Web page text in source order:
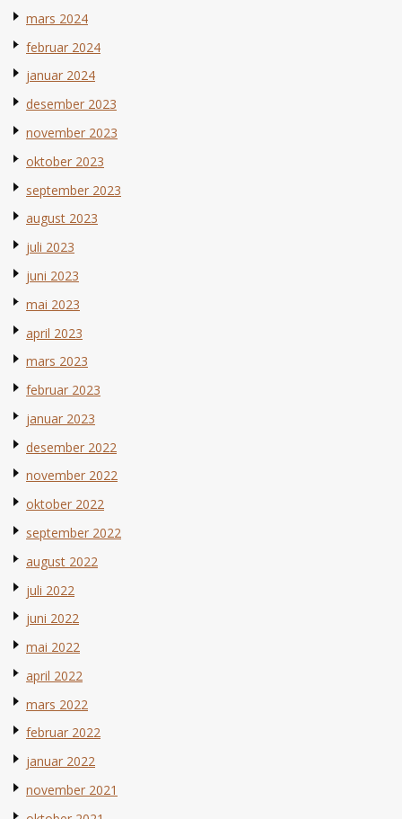
mars 2024
februar 2024
januar 2024
desember 2023
november 2023
oktober 2023
september 2023
august 2023
juli 2023
juni 2023
mai 2023
april 2023
mars 2023
februar 2023
januar 2023
desember 2022
november 2022
oktober 2022
september 2022
august 2022
juli 2022
juni 2022
mai 2022
april 2022
mars 2022
februar 2022
januar 2022
november 2021